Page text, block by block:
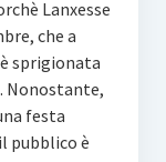
Lanxesse
che a
sprigionata
Nonostante,
festa
pubblico è